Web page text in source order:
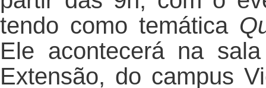
tendo como temática
Ele acontecerá na
Extensão, do campus